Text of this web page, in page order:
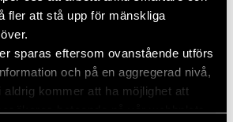
fler att stå upp för mänskliga
sparas eftersom ovanstående utförs
och på en aggregerad nivå,
kommer att ha möjlighet att
beteende på vår webbplats.
,Eurasien ,Natalia Project för